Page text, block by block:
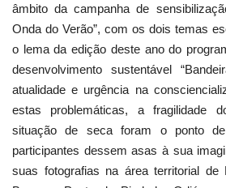
âmbito da campanha de
Onda do Verão”, com os dois temas
o lema da edição deste ano do
desenvolvimento sustentável
atualidade e urgência na
estas problemáticas, a fragilidade
situação de seca foram o ponto
participantes dessem asas à sua
suas fotografias na área territorial de